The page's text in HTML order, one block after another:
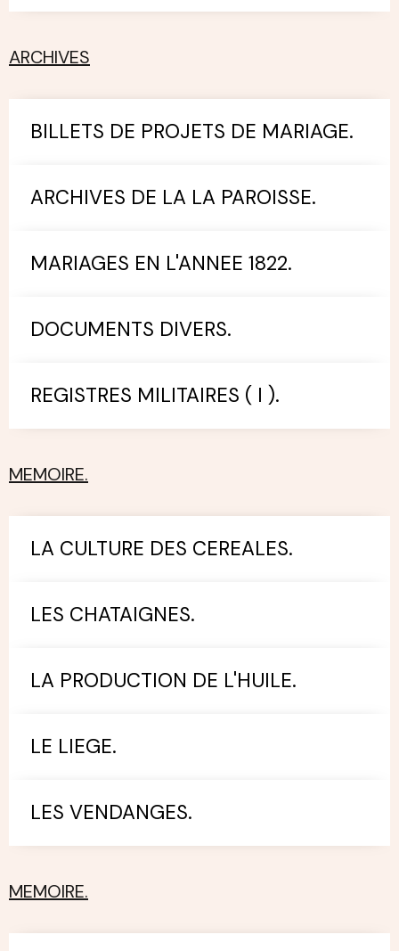
ARCHIVES
BILLETS DE PROJETS DE MARIAGE.
ARCHIVES DE LA LA PAROISSE.
MARIAGES EN L'ANNEE 1822.
DOCUMENTS DIVERS.
REGISTRES MILITAIRES ( I ).
MEMOIRE.
LA CULTURE DES CEREALES.
LES CHATAIGNES.
LA PRODUCTION DE L'HUILE.
LE LIEGE.
LES VENDANGES.
MEMOIRE.